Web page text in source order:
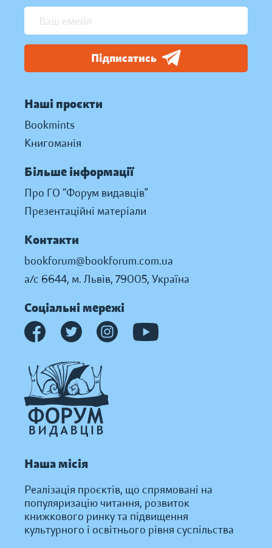
Підписатись
Наші проєкти
Bookmints
Книгоманія
Більше інформації
Про ГО “Форум видавців”
Презентаційні матеріали
Контакти
bookforum@bookforum.com.ua
а/с 6644, м. Львів, 79005, Україна
Соціальні мережі
Наша місія
Реалізація проєктів, що спрямовані на
популяризацію читання, розвиток
книжкового ринку та підвищення
культурного і освітнього рівня суспільства